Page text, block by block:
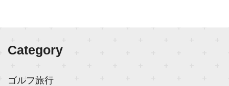
Category
ゴルフ旅行